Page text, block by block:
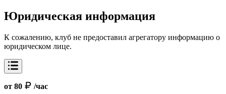
Юридическая информация
К сожалению, клуб не предоставил агрегатору информацию о
юридическом лице.
от 80 /час